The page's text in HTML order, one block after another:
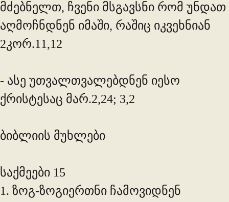
მძებნელთ, ჩვენი მსგავსნი რომ უნდათ
აღმოჩნდნენ იმაში, რაშიც იკვეხნიან
2კორ.11,12
- ასე უთვალთვალებდნენ იესო
ქრისტესაც მარ.2,24; 3,2
ბიბლიის მუხლები
საქმეები 15
1. ზოგ-ზოგიერთნი ჩამოვიდნენ